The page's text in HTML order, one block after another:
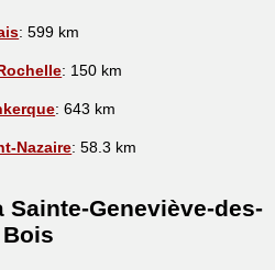
: 599 km
: 150 km
: 643 km
Nazaire: 58.3 km
Geneviève-des-
Bois